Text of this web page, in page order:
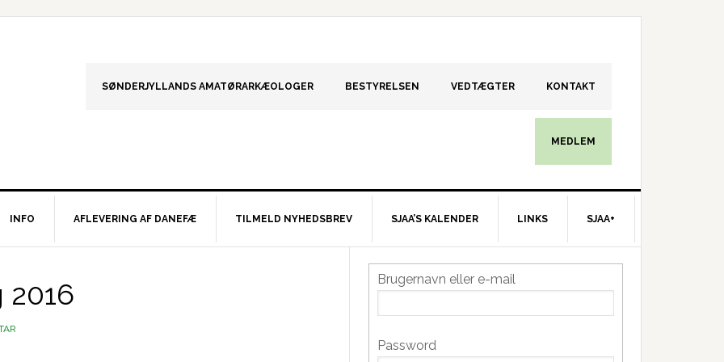
SØNDERJYLLANDS AMATØRARKÆOLOGER BESTYRELSEN VEDTÆGTER KONTAKT
MEDLEM
INFO AFLEVERING AF DANEFÆ TILMELD NYHEDSBREV SJAA’S KALENDER LINKS SJAA+
Primær
Sidebar
Brugernavn eller e-mail
Password